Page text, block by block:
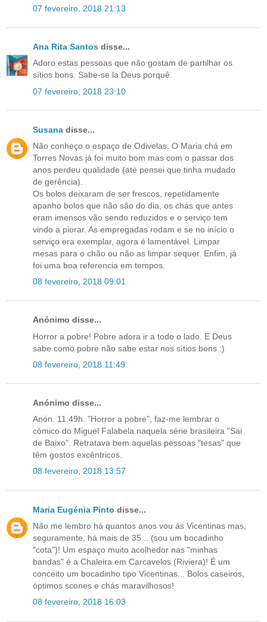
07 fevereiro, 2018 21:13
Ana Rita Santos disse...
Adoro estas pessoas que não gostam de partilhar os
sítios bons. Sabe-se la Deus porquê.
07 fevereiro, 2018 23:10
Susana disse...
Não conheço o espaço de Odivelas. O Maria chá em
Torres Novas já foi muito bom mas com o passar dos
anos perdeu qualidade (até pensei que tinha mudado
de gerência).
Os bolos deixaram de ser frescos, repetidamente
apanho bolos que não são do dia, os chás que antes
eram imensos vão sendo reduzidos e o serviço tem
vindo a piorar. As empregadas rodam e se no início o
serviço era exemplar, agora é lamentável. Limpar
mesas para o chão ou não as limpar sequer. Enfim, já
foi uma boa referencia em tempos.
08 fevereiro, 2018 09:01
Anónimo disse...
Horror a pobre! Pobre adora ir a todo o lado. E Deus
sabe como pobre não sabe estar nos sítios bons :)
08 fevereiro, 2018 11:49
Anónimo disse...
Anón. 11:49h. "Horror a pobre", faz-me lembrar o
cómico do Miguel Falabela naquela série brasileira "Sai
de Baixo". Retratava bem aquelas pessoas "tesas" que
têm gostos excêntricos.
08 fevereiro, 2018 13:57
Maria Eugénia Pinto disse...
Não me lembro há quantos anos vou ás Vicentinas mas,
seguramente, há mais de 35... (sou um bocadinho
"cota")! Um espaço muito acolhedor nas "minhas
bandas" é a Chaleira em Carcavelos (Riviera)! É um
conceito um bocadinho tipo Vicentinas... Bolos caseiros,
óptimos scones e chás maravilhosos!
08 fevereiro, 2018 16:03